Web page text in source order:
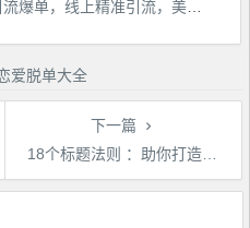
下一篇
18个标题法则 ：助你打造10万+级文章的标题